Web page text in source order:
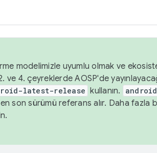
modelimizle uyumlu olmak ve
ve 4. çeyreklerde AOSP'de
latest-release kullanın.
son sürümü referans alır. Daha fazla